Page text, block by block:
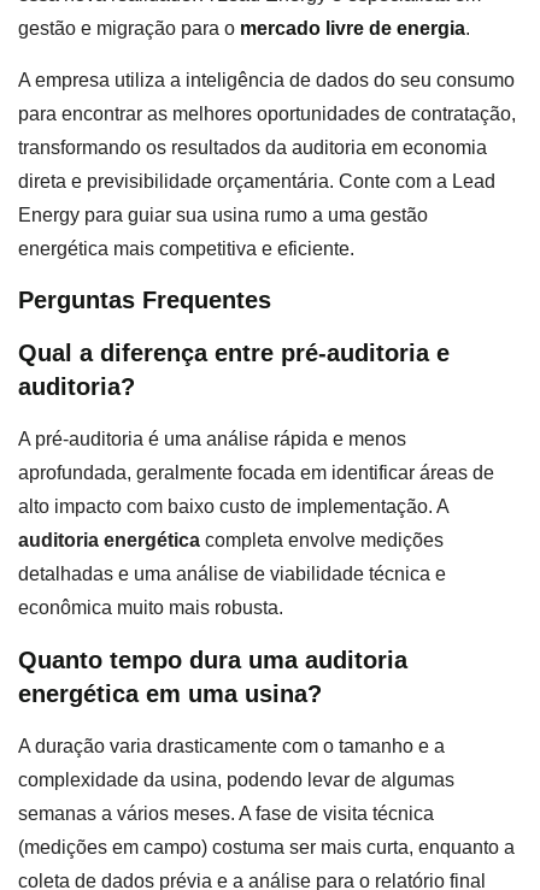
gestão e migração para o mercado livre de energia.
A empresa utiliza a inteligência de dados do seu consumo
para encontrar as melhores oportunidades de contratação,
transformando os resultados da auditoria em economia
direta e previsibilidade orçamentária. Conte com a Lead
Energy para guiar sua usina rumo a uma gestão
energética mais competitiva e eficiente.
Perguntas Frequentes
Qual a diferença entre pré-auditoria e
auditoria?
A pré-auditoria é uma análise rápida e menos
aprofundada, geralmente focada em identificar áreas de
alto impacto com baixo custo de implementação. A
auditoria energética completa envolve medições
detalhadas e uma análise de viabilidade técnica e
econômica muito mais robusta.
Quanto tempo dura uma auditoria
energética em uma usina?
A duração varia drasticamente com o tamanho e a
complexidade da usina, podendo levar de algumas
semanas a vários meses. A fase de visita técnica
(medições em campo) costuma ser mais curta, enquanto a
coleta de dados prévia e a análise para o relatório final